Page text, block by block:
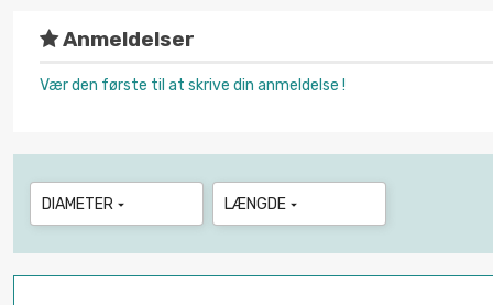
Anmeldelser
Vær den første til at skrive din anmeldelse !
DIAMETER  LÆNGDE 